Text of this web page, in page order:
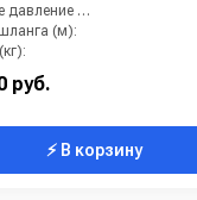
Рабочее давление (бар):
(м):
руб.
⚡ В корзину